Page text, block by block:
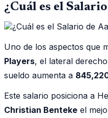
¿Cuál es el
Uno de los aspectos que
Players, el lateral
sueldo aumenta a
Este salario posiciona a
Christian Benteke el